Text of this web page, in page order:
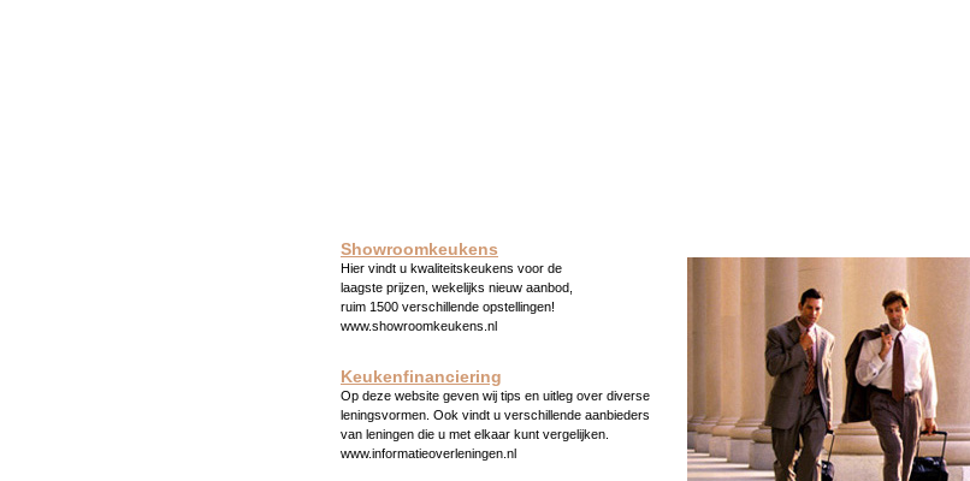
Showroomkeukens
Hier vindt u kwaliteitskeukens voor de
laagste prijzen, wekelijks nieuw aanbod,
ruim 1500 verschillende opstellingen!
www.showroomkeukens.nl
Keukenfinanciering
Op deze website geven wij tips en uitleg over diverse
leningsvormen. Ook vindt u verschillende aanbieders
van leningen die u met elkaar kunt vergelijken.
www.informatieoverleningen.nl